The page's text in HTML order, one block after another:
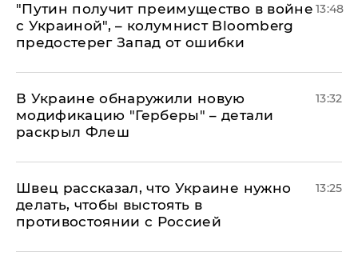
"Путин получит преимущество в войне
с Украиной", – колумнист Bloomberg
предостерег Запад от ошибки
13:48
В Украине обнаружили новую
модификацию "Герберы" – детали
раскрыл Флеш
13:32
Швец рассказал, что Украине нужно
делать, чтобы выстоять в
противостоянии с Россией
13:25